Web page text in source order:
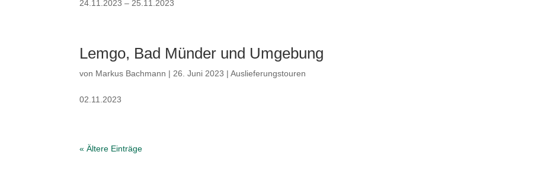
24.11.2023 – 25.11.2023
Lemgo, Bad Münder und Umgebung
von Markus Bachmann | 26. Juni 2023 |Auslieferungstouren
02.11.2023
« Ältere Einträge